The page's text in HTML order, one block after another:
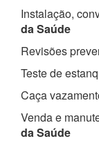
Instalação,
da Saúde
Revisões
Teste de
Caça
Venda e
da Saúde